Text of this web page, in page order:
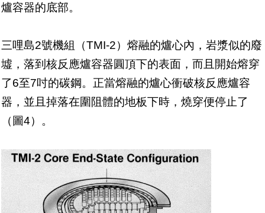
爐容器的底部。
三哩島2號機組（TMI-2）熔融的爐心內，岩漿似的廢
墟，落到核反應爐容器圓頂下的表面，而且開始熔穿
了6至7吋的碳鋼。正當熔融的爐心衝破核反應爐容
器，並且掉落在圍阻體的地板下時，燒穿便停止了
（圖4）。